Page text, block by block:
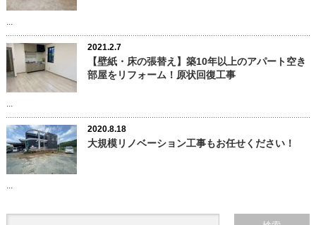
2021.2.7
【壁紙・床の張替え】築10年以上のアパート空き
部屋をリフォーム！原状回復工事
2020.8.18
大規模リノベーション工事もお任せください！